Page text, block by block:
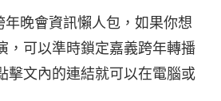
晚會資訊懶人包，如果你想
，可以準時鎖定嘉義跨年轉播
擊文內的連結就可以在電腦或